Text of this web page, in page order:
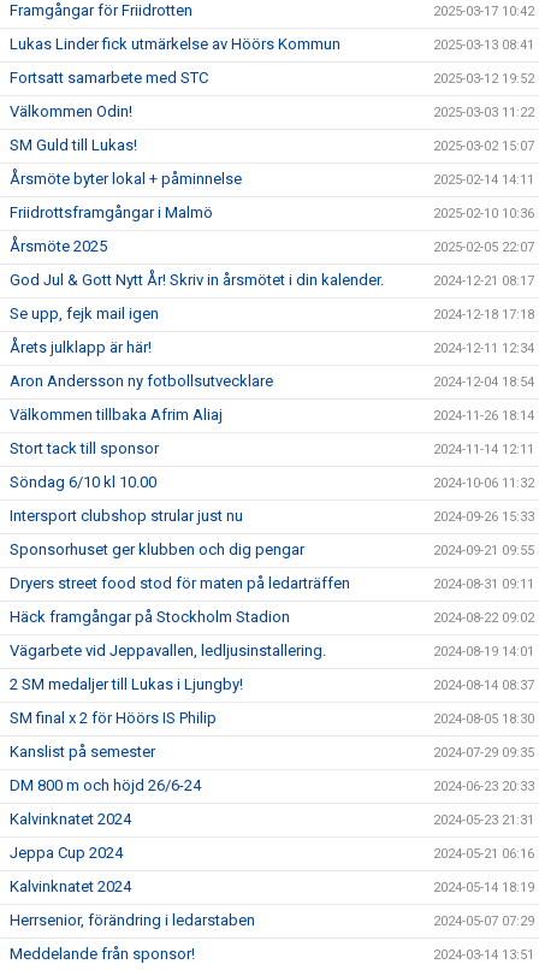
Framgångar för Friidrotten 2025-03-17 10:42
Lukas Linder fick utmärkelse av Höörs Kommun 2025-03-13 08:41
Fortsatt samarbete med STC 2025-03-12 19:52
Välkommen Odin! 2025-03-03 11:22
SM Guld till Lukas! 2025-03-02 15:07
Årsmöte byter lokal + påminnelse 2025-02-14 14:11
Friidrottsframgångar i Malmö 2025-02-10 10:36
Årsmöte 2025 2025-02-05 22:07
God Jul & Gott Nytt År! Skriv in årsmötet i din kalender. 2024-12-21 08:17
Se upp, fejk mail igen 2024-12-18 17:18
Årets julklapp är här! 2024-12-11 12:34
Aron Andersson ny fotbollsutvecklare 2024-12-04 18:54
Välkommen tillbaka Afrim Aliaj 2024-11-26 18:14
Stort tack till sponsor 2024-11-14 12:11
Söndag 6/10 kl 10.00 2024-10-06 11:32
Intersport clubshop strular just nu 2024-09-26 15:33
Sponsorhuset ger klubben och dig pengar 2024-09-21 09:55
Dryers street food stod för maten på ledarträffen 2024-08-31 09:11
Häck framgångar på Stockholm Stadion 2024-08-22 09:02
Vägarbete vid Jeppavallen, ledljusinstallering. 2024-08-19 14:01
2 SM medaljer till Lukas i Ljungby! 2024-08-14 08:37
SM final x 2 för Höörs IS Philip 2024-08-05 18:30
Kanslist på semester 2024-07-29 09:35
DM 800 m och höjd 26/6-24 2024-06-23 20:33
Kalvinknatet 2024 2024-05-23 21:31
Jeppa Cup 2024 2024-05-21 06:16
Kalvinknatet 2024 2024-05-14 18:19
Herrsenior, förändring i ledarstaben 2024-05-07 07:29
Meddelande från sponsor! 2024-03-14 13:51